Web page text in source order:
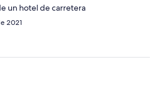
un hotel de carretera
2021